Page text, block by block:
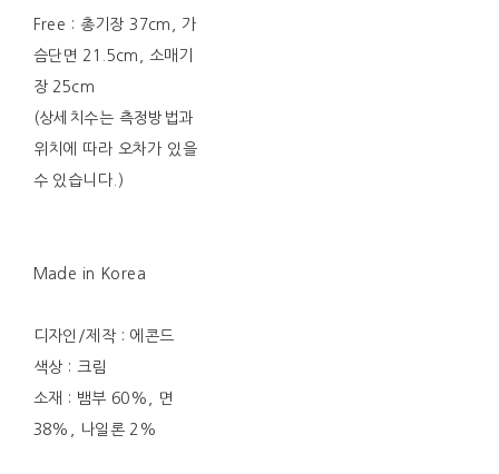
Free : 총기장 37cm, 가
슴단면 21.5cm, 소매기
장 25cm
(상세치수는 측정방법과
위치에 따라 오차가 있을
수 있습니다.)
Made in Korea
디자인/제작 : 에콘드
색상 : 크림
소재 : 뱀부 60%, 면
38%, 나일론 2%